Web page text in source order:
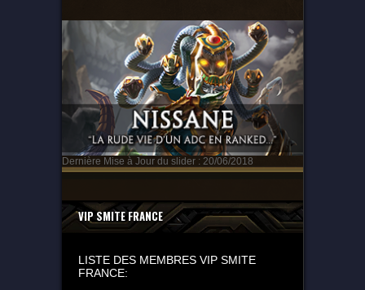
Dernière Mise à Jour du slider : 20/06/2018
VIP SMITE FRANCE
LISTE DES MEMBRES VIP SMITE
FRANCE: